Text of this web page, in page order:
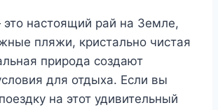
настоящий рай на Земле,
пляжи, кристально чистая
природа создают
для отдыха. Если вы
на этот удивительный